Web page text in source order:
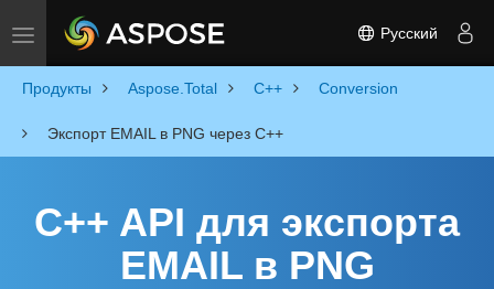
Toggle navigation Русский
Продукты Aspose.Total C++ Conversion
Экспорт EMAIL в PNG через C++
C++ API для экспорта
EMAIL в PNG